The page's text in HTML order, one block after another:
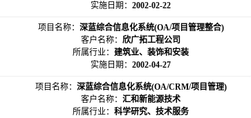
实施日期： 2002-02-22
项目名称： 深蓝综合信息化系统(OA/项目管理整合)
客户名称： 欣广拓工程公司
所属行业： 建筑业、装饰和安装
实施日期： 2002-04-27
项目名称： 深蓝综合信息化系统(OA/CRM/项目管理)
客户名称： 汇和新能源技术
所属行业： 科学研究、技术服务